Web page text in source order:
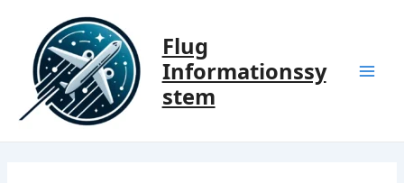
springen
Flug
Informationssy
stem